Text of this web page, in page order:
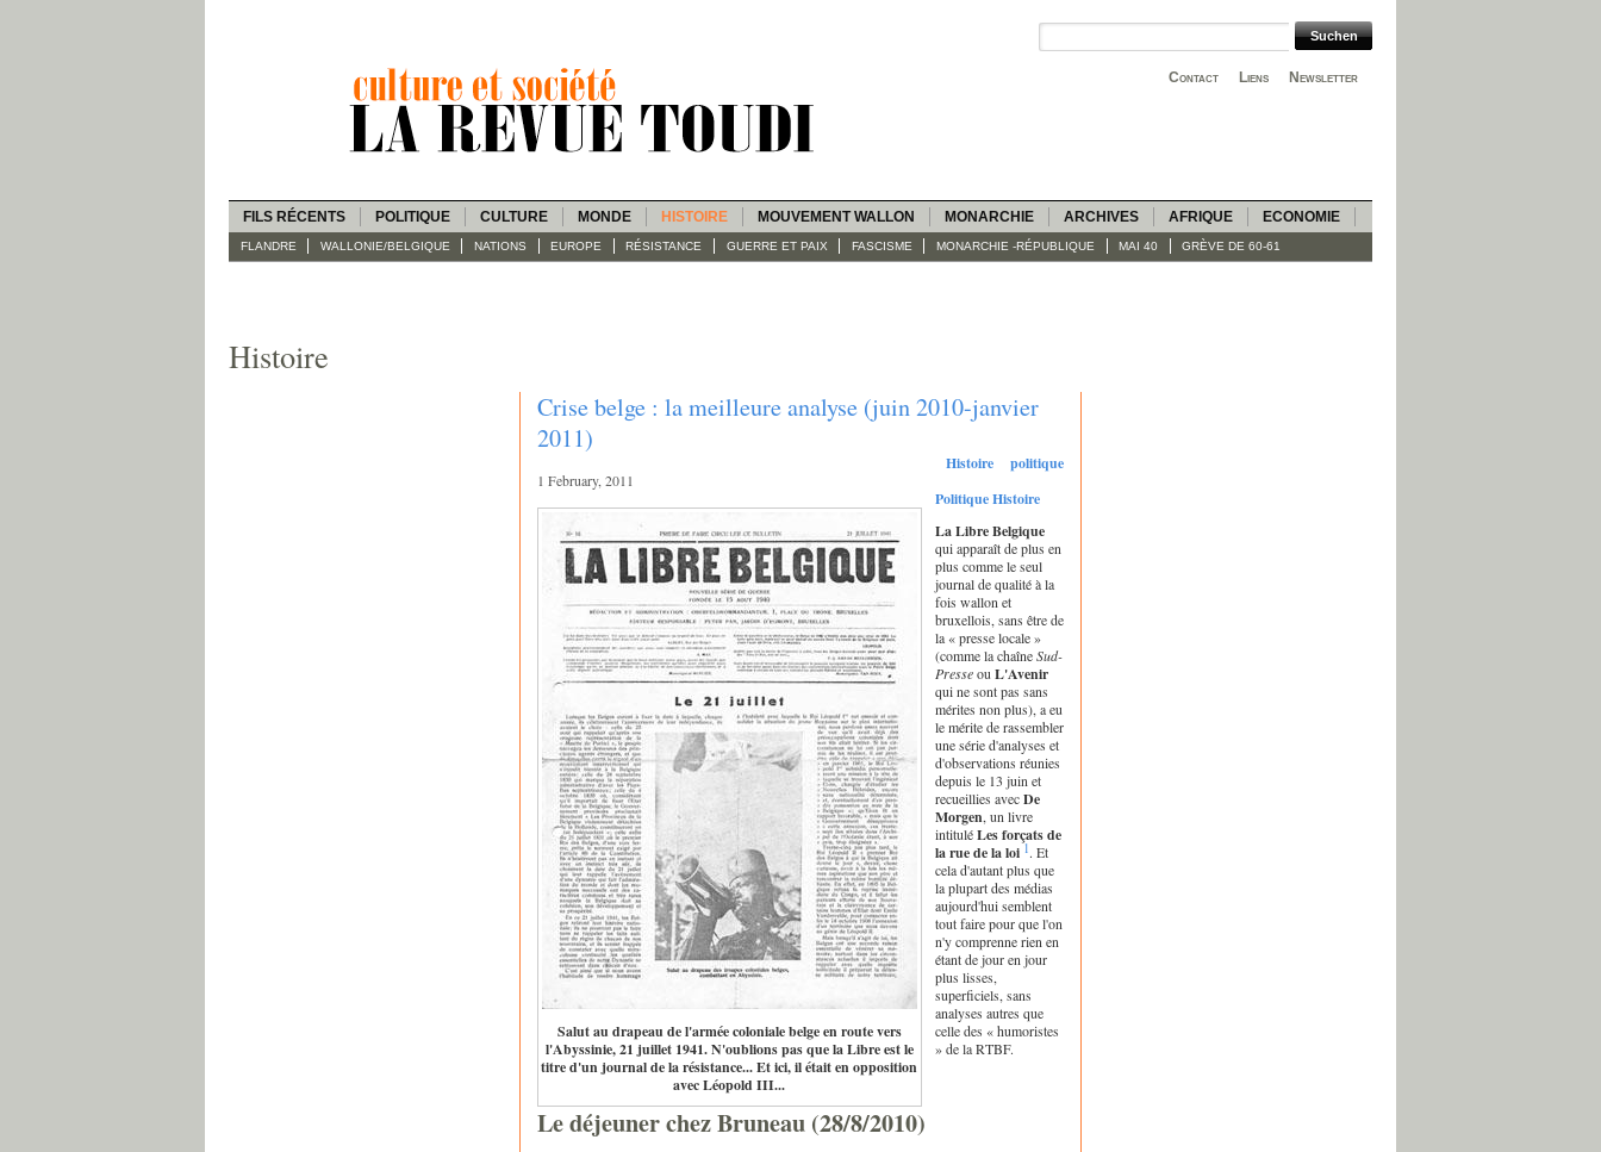
Newsletter
Liens
Contact
FILS RÉCENTS POLITIQUE CULTURE MONDE HISTOIRE MOUVEMENT WALLON MONARCHIE ARCHIVES AFRIQUE ECONOMIE
FLANDRE WALLONIE/BELGIQUE NATIONS EUROPE RÉSISTANCE GUERRE ET PAIX FASCISME MONARCHIE -RÉPUBLIQUE MAI 40 GRÈVE DE 60-61
Histoire
Crise belge : la meilleure analyse (juin 2010-janvier
2011)
Histoire politique
1 February, 2011
Politique Histoire
Salut au drapeau de l'armée coloniale belge en route vers
l'Abyssinie, 21 juillet 1941. N'oublions pas que la Libre est le
titre d'un journal de la résistance... Et ici, il était en opposition
avec Léopold III...
La Libre Belgique
qui apparaît de plus en
plus comme le seul
journal de qualité à la
fois wallon et
bruxellois, sans être de
la « presse locale »
(comme la chaîneSud-
PresseouL'Avenir
qui ne sont pas sans
mérites non plus), a eu
le mérite de rassembler
une série d'analyses et
d'observations réunies
depuis le 13 juin et
recueillies avecDe
Morgen, un livre
intituléLes forçats de
la rue de la loi 1. Et
cela d'autant plus que
la plupart des médias
aujourd'hui semblent
tout faire pour que l'on
n'y comprenne rien en
étant de jour en jour
plus lisses,
superficiels, sans
analyses autres que
celle des « humoristes
» de la RTBF.
Le déjeuner chez Bruneau (28/8/2010)